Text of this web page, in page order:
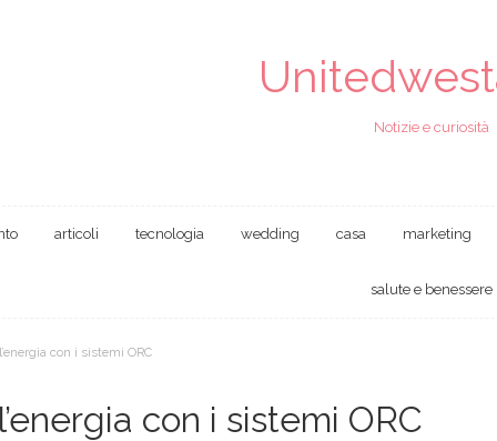
Notizie e curiosità
articoli tecnologia wedding casa marketing
salute e benessere
con i sistemi ORC
con i sistemi ORC